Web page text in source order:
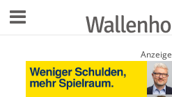
Anzeige